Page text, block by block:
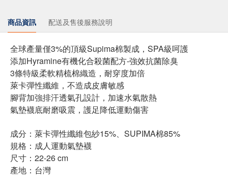
商品資訊 配送及售後服務說明
全球產量僅3%的頂級Supima棉製成，SPA級呵護
添加Hyramine有機化合殺菌配方-強效抗菌除臭
3條特級柔軟精梳棉織造，耐穿度加倍
萊卡彈性纖維，不造成皮膚敏感
腳背加強排汗透氣孔設計，加速水氣散熱
氣墊襪底耐磨吸震，護足降低運動傷害
成分：萊卡彈性纖維包紗15%、SUPIMA棉85%
規格：成人運動氣墊襪
尺寸：22-26 cm
產地：台灣